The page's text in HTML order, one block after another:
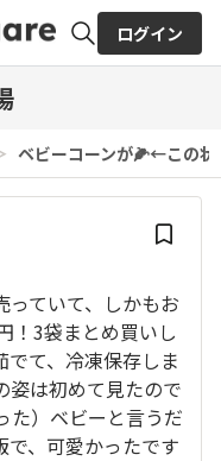
検索
ログイン
ベビーコーンが🌽←この状
ていて、しかもお
！3袋まとめ買いし
て、冷凍保存しま
姿は初めて見たので
た）ベビーと言うだ
で、可愛かったです